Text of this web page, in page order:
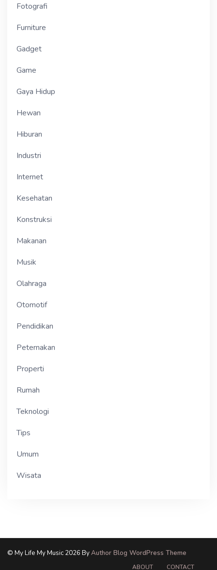
Fotografi
Furniture
Gadget
Game
Gaya Hidup
Hewan
Hiburan
Industri
Internet
Kesehatan
Konstruksi
Makanan
Musik
Olahraga
Otomotif
Pendidikan
Peternakan
Properti
Rumah
Teknologi
Tips
Umum
Wisata
© My Life My Music 2026 ByAuthor Blog WordPress Theme
ABOUT CONTACT